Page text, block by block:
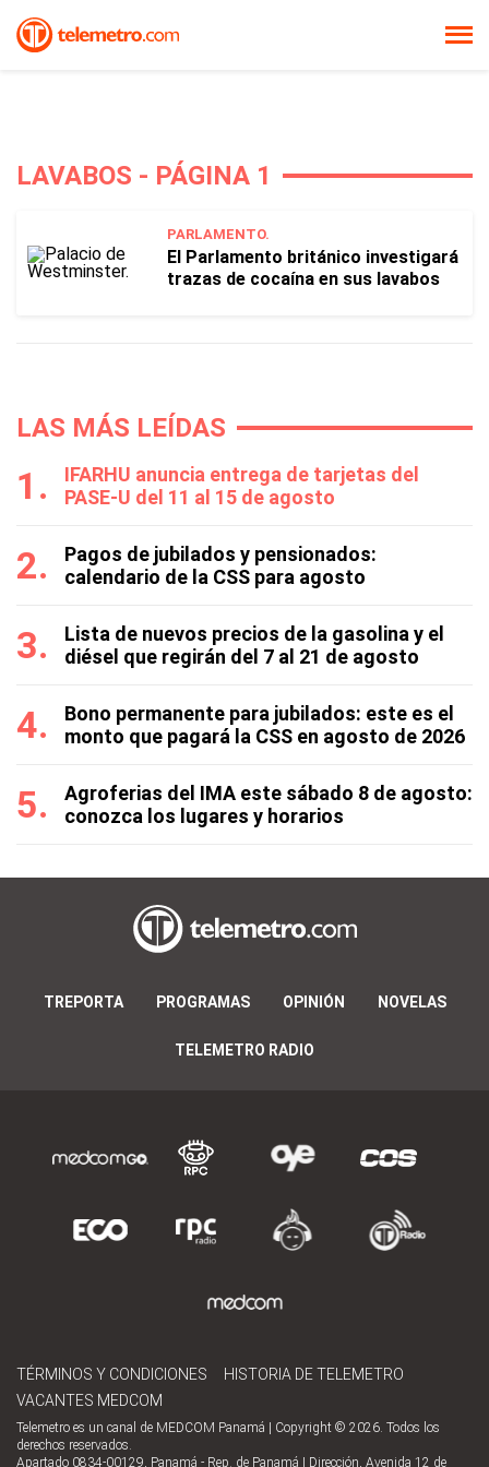
LAVABOS - PÁGINA 1
PARLAMENTO.
El Parlamento británico investigará
trazas de cocaína en sus lavabos
LAS MÁS LEÍDAS
IFARHU anuncia entrega de tarjetas del
PASE-U del 11 al 15 de agosto
Pagos de jubilados y pensionados:
calendario de la CSS para agosto
Lista de nuevos precios de la gasolina y el
diésel que regirán del 7 al 21 de agosto
Bono permanente para jubilados: este es el
monto que pagará la CSS en agosto de 2026
Agroferias del IMA este sábado 8 de agosto:
conozca los lugares y horarios
TREPORTA PROGRAMAS OPINIÓN NOVELAS
TELEMETRO RADIO
TÉRMINOS Y CONDICIONES
HISTORIA DE TELEMETRO
VACANTES MEDCOM
Telemetro es un canal de MEDCOM Panamá | Copyright © 2026. Todos los
derechos reservados.
Apartado 0834-00129, Panamá - Rep. de Panamá | Dirección, Avenida 12 de